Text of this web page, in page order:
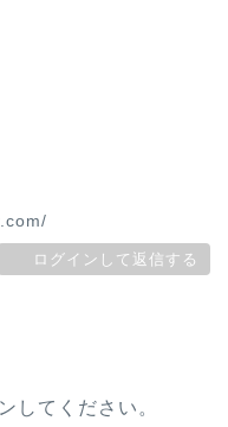
ログインして返信する
してください。